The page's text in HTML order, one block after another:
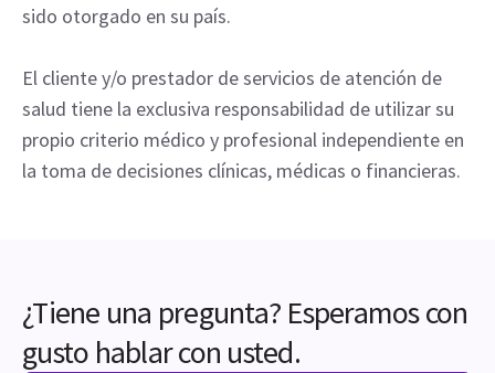
sido otorgado en su país.
El cliente y/o prestador de servicios de atención de
salud tiene la exclusiva responsabilidad de utilizar su
propio criterio médico y profesional independiente en
la toma de decisiones clínicas, médicas o financieras.
¿Tiene una pregunta? Esperamos con
gusto hablar con usted.